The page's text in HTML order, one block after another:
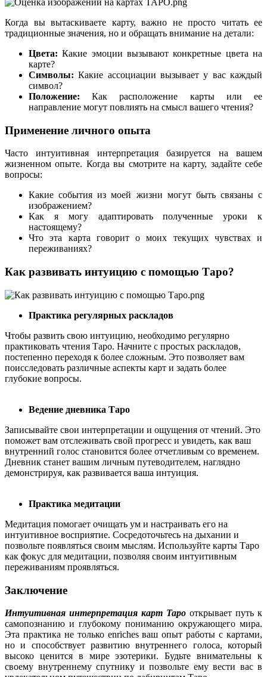
Когда вы вытаскиваете карту, важно не просто читать ее
традиционные значения, но и обращать внимание на детали:
Цвета: Какие эмоции вызывают конкретные цвета на
карте?
Символы: Какие ассоциации вызывает у вас каждый
символ?
Положение: Как расположение карты или ее
направление могут повлиять на смысл вашего чтения?
Применение личного опыта
Часто интуитивная интерпретация базируется на вашем
жизненном опыте. Когда вы смотрите на карту, задайте себе
вопросы:
Какие события из моей жизни могут быть связаны с
изображением?
Как я могу адаптировать полученные уроки к
настоящему?
Что эта карта говорит о моих текущих чувствах и
переживаниях?
Как развивать интуицию с помощью Таро?
Практика регулярных раскладов
Чтобы развить свою интуицию, необходимо регулярно
практиковать чтения Таро. Начните с простых раскладов,
постепенно переходя к более сложным. Это позволяет вам
поисследовать различные аспекты карт и задать более
глубокие вопросы.
Ведение дневника Таро
Записывайте свои интерпретации и ощущения от чтений. Это
поможет вам отслеживать свой прогресс и увидеть, как ваш
внутренний голос становится более отчетливым со временем.
Дневник станет вашим личным путеводителем, наглядно
демонстрируя, как развивается ваша интуиция.
Практика медитации
Медитация помогает очищать ум и настраивать его на
интуитивное восприятие. Сосредоточьтесь на дыхании и
позвольте появляться своим мыслям. Используйте карты Таро
как фокус для медитации, позволяя своим интуитивным
переживаниям проявляться.
Заключение
Интуитивная интерпретация карт Таро открывает путь к
самопознанию и глубокому пониманию окружающего мира.
Эта практика не только enriches ваш опыт работы с картами,
но и способствует развитию внутреннего голоса, который
высоко ценится в мире эзотерики. Будьте внимательны к
своему внутреннему спутнику и позвольте ему вести вас в